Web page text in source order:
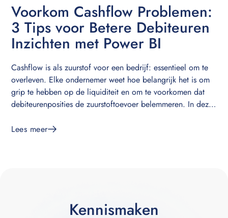
Voorkom Cashflow Problemen:
3 Tips voor Betere Debiteuren
Inzichten met Power BI
Cashflow is als zuurstof voor een bedrijf: essentieel om te
overleven. Elke ondernemer weet hoe belangrijk het is om
grip te hebben op de liquiditeit en om te voorkomen dat
debiteurenposities de zuurstoftoevoer belemmeren. In deze
in Power BI naar een hoger niveau te tillen en zo je
Lees meer
Kennismaken